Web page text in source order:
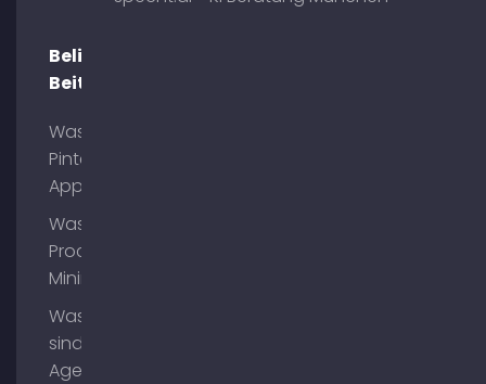
Beliebte
Beiträge
Was ist
Pinterest
App?
Was ist
Process
Mining?
Was
sind AI
Agents?